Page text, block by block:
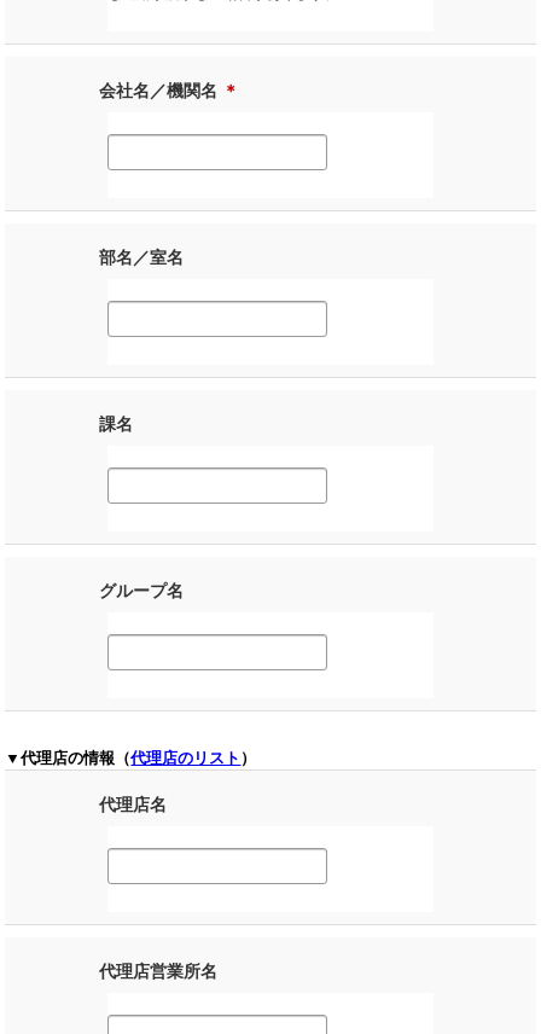
会社名／機関名 ＊
部名／室名
課名
グループ名
▼代理店の情報（代理店のリスト ）
代理店名
代理店営業所名